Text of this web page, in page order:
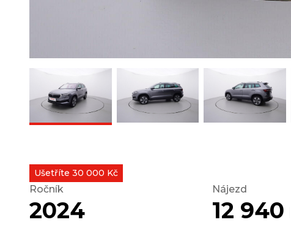
Ušetříte 30 000 Kč
Ročník
2024
Nájezd
12 940